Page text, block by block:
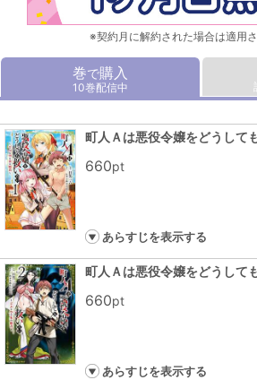
※契約月に解約された場合は適用さ
巻で購入
10巻配信中
660pt
あらすじを表示する
660pt
あらすじを表示する